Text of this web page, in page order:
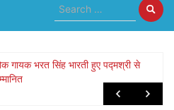
गायक भरत सिंह भारती हुए पद्मश्री से